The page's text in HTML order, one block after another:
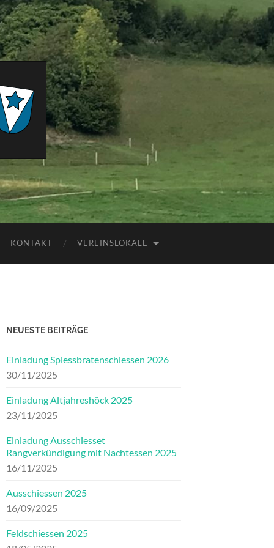
KONTAKT VEREINSLOKALE
NEUESTE BEITRÄGE
Einladung Spiessbratenschiessen 2026
30/11/2025
Einladung Altjahreshöck 2025
23/11/2025
Einladung Ausschiesset
Rangverkündigung mit Nachtessen 2025
16/11/2025
Ausschiessen 2025
16/09/2025
Feldschiessen 2025